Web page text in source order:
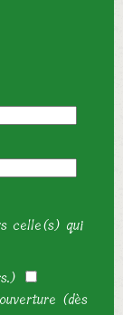
celle(s) qui
(dès